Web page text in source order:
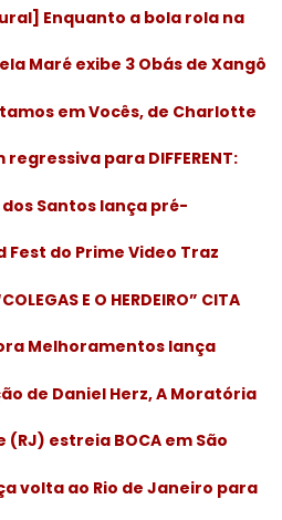
Enquanto a bola rola na
Maré exibe 3 Obás de Xangô
em Vocês, de Charlotte
para DIFFERENT:
Santos lança pré-
Fest do Prime Video Traz
E O HERDEIRO” CITA
Melhoramentos lança
de Daniel Herz, A Moratória
estreia BOCA em São
volta ao Rio de Janeiro para